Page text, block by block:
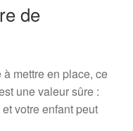
de
mettre en place, ce
une valeur sûre :
votre enfant peut